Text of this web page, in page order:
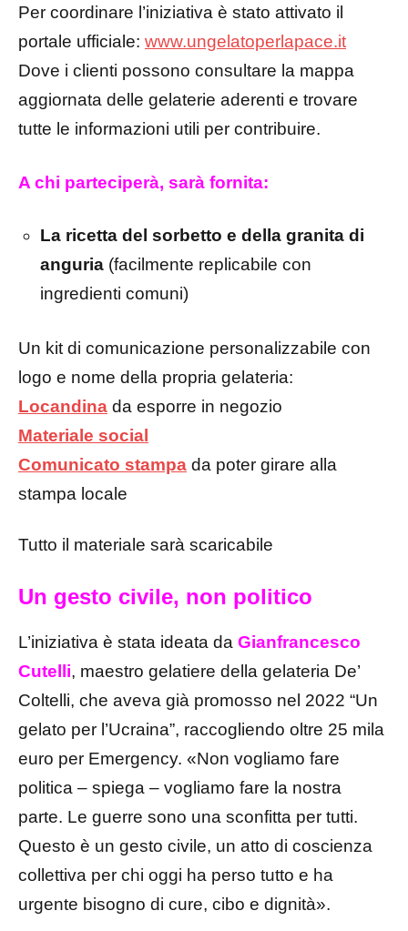
Per coordinare l’iniziativa è stato attivato il
portale ufficiale: www.ungelatoperlapace.it
Dove i clienti possono consultare la mappa
aggiornata delle gelaterie aderenti e trovare
tutte le informazioni utili per contribuire.
A chi parteciperà, sarà fornita:
La ricetta del sorbetto e della granita di
anguria (facilmente replicabile con
ingredienti comuni)
Un kit di comunicazione personalizzabile con
logo e nome della propria gelateria:
Locandina da esporre in negozio
Materiale social
Comunicato stampa da poter girare alla
stampa locale
Tutto il materiale sarà scaricabile
Un gesto civile, non politico
L’iniziativa è stata ideata da Gianfrancesco
Cutelli, maestro gelatiere della gelateria De’
Coltelli, che aveva già promosso nel 2022 “Un
gelato per l’Ucraina”, raccogliendo oltre 25 mila
euro per Emergency. «Non vogliamo fare
politica – spiega – vogliamo fare la nostra
parte. Le guerre sono una sconfitta per tutti.
Questo è un gesto civile, un atto di coscienza
collettiva per chi oggi ha perso tutto e ha
urgente bisogno di cure, cibo e dignità».